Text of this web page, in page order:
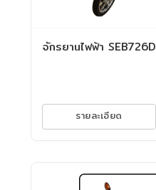
จักรยานไฟฟ้า SEB726D
รายละเอียด